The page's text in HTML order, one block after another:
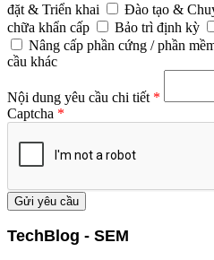
đặt & Triển khai
Đào tạo &
chữa khẩn cấp
Bảo trì định kỳ
Nâng cấp phần cứng / phần
cầu khác
Nội dung yêu cầu chi tiết *
Captcha *
Gửi yêu cầu
TechBlog - SEM